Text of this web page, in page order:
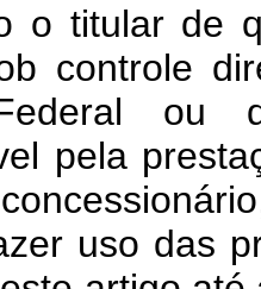
o titular de
controle
ou
pela
uso das